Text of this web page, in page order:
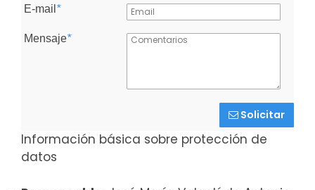
E-mail *
Mensaje*
Solicitar
Información básica sobre protección de
datos